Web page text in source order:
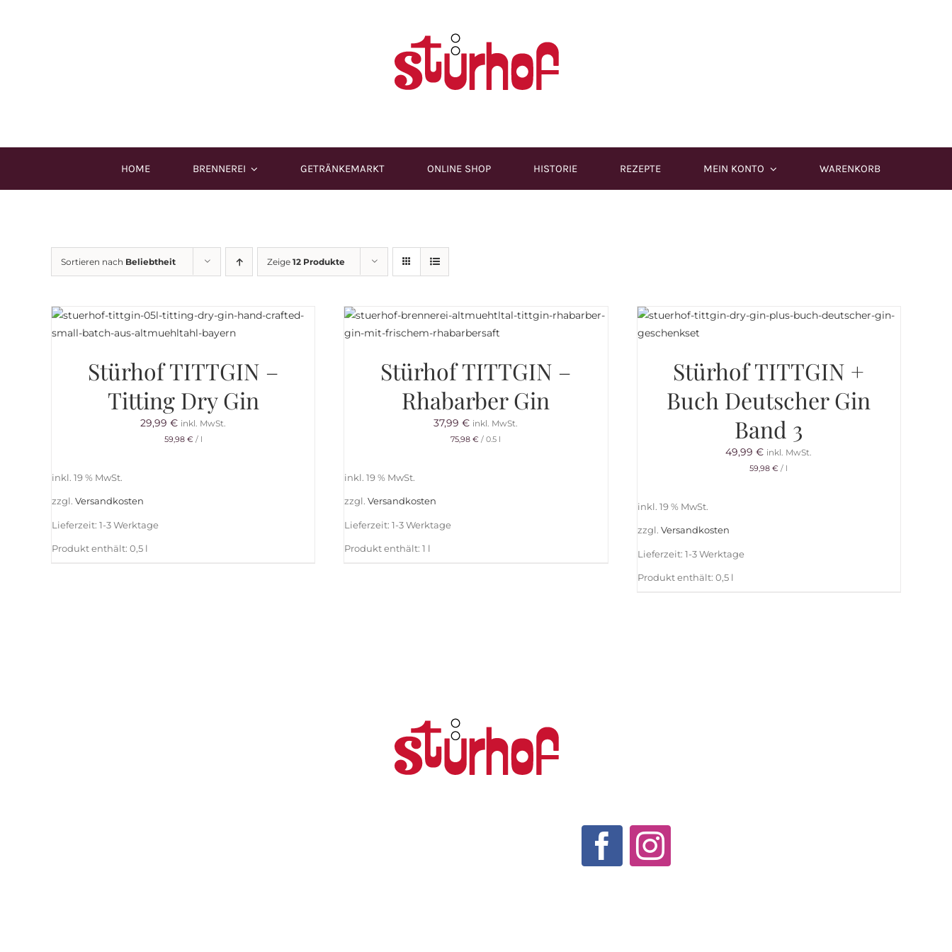
HOME BRENNEREI GETRÄNKEMARKT ONLINE SHOP HISTORIE REZEPTE MEIN KONTO WARENKORB
Sortieren nach Beliebtheit Zeige 12 Produkte
Stürhof TITTGIN –
Titting Dry Gin
29,99€ inkl. MwSt.
59,98 €/ l
inkl. 19 % MwSt.
zzgl. Versandkosten
Lieferzeit: 1-3 Werktage
Produkt enthält: 0,5 l
Stürhof TITTGIN –
Rhabarber Gin
37,99€ inkl. MwSt.
75,98€ /0.5 l
inkl. 19 % MwSt.
zzgl.Versandkosten
Lieferzeit:1-3 Werktage
Produkt enthält: 1 l
Stürhof TITTGIN +
Buch Deutscher Gin
Band 3
49,99€ inkl. MwSt.
59,98€ / l
inkl. 19 % MwSt.
zzgl. Versandkosten
Lieferzeit: 1-3 Werktage
Produkt enthält: 0,5 l